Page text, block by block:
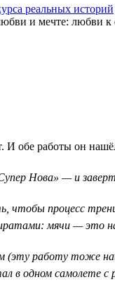
реальных историй
и мечте: любви к
И обе работы он
Нова» — и
чтобы процесс
мячи — это
работу тоже
в одном самолете